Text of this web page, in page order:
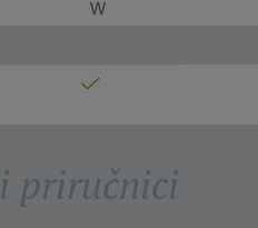
W
priručnici